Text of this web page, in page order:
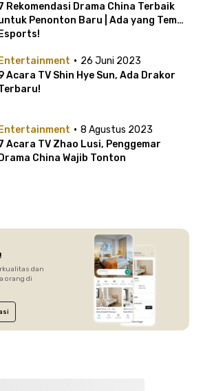
Rekomendasi Drama China Terbaik
Penonton Baru | Ada yang Tema
Esports!
Entertainment · 26 Juni 2023
Acara TV Shin Hye Sun, Ada Drakor
Entertainment · 8 Agustus 2023
Acara TV Zhao Lusi, Penggemar
Drama China Wajib Tonton
dan
orang di